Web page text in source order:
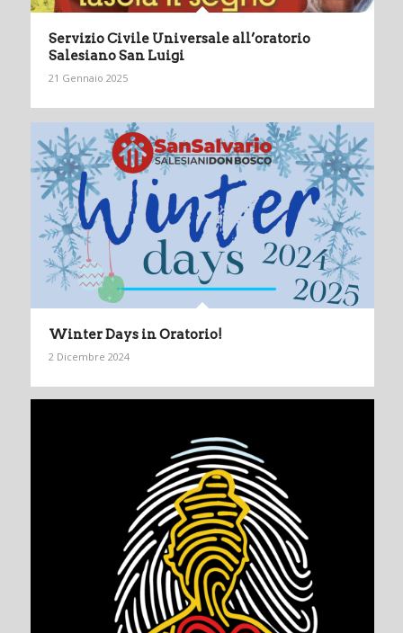
Servizio Civile Universale all’oratorio
Salesiano San Luigi
21 Gennaio 2025
Winter Days in Oratorio!
2 Dicembre 2024